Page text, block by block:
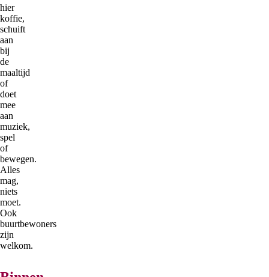
hier
koffie,
schuift
aan
bij
de
maaltijd
of
doet
mee
aan
muziek,
spel
of
bewegen.
Alles
mag,
niets
moet.
Ook
buurtbewoners
zijn
welkom.